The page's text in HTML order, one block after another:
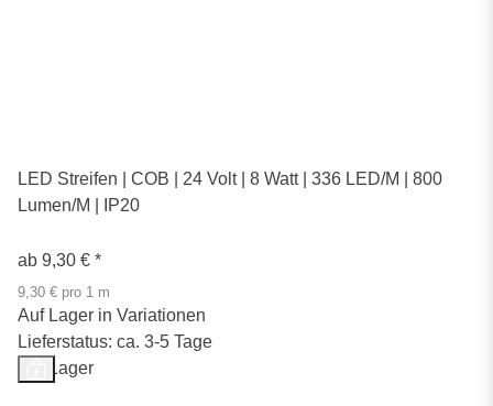
LED Streifen | COB | 24 Volt | 8 Watt | 336 LED/M | 800
Lumen/M | IP20
ab 9,30 € *
9,30 € pro 1 m
Auf Lager in Variationen
Lieferstatus: ca. 3-5 Tage
Auf Lager